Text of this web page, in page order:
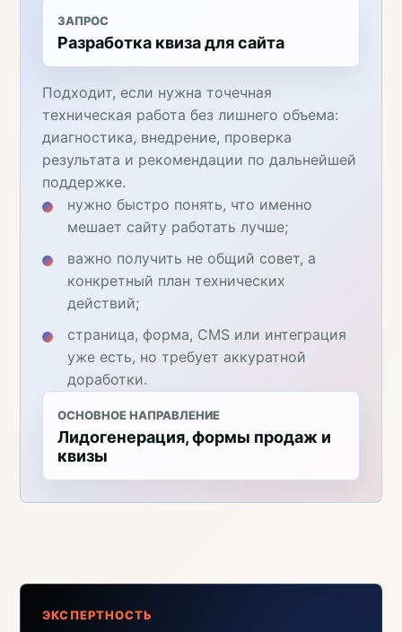
ЗАПРОС
Разработка квиза для сайта
Подходит, если нужна точечная
техническая работа без лишнего объема:
диагностика, внедрение, проверка
результата и рекомендации по дальнейшей
поддержке.
нужно быстро понять, что именно
мешает сайту работать лучше;
важно получить не общий совет, а
конкретный план технических
действий;
страница, форма, CMS или интеграция
уже есть, но требует аккуратной
доработки.
ОСНОВНОЕ НАПРАВЛЕНИЕ
Лидогенерация, формы продаж и
квизы
ЭКСПЕРТНОСТЬ